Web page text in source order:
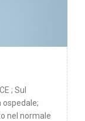
; Sul
ospedale;
nel normale